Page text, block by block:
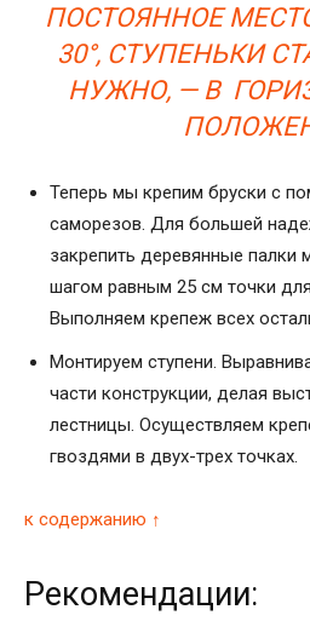
ПОСТОЯННОЕ
30°, СТУПЕНЬКИ
НУЖНО, — В
Теперь мы крепим бруски с
саморезов. Для большей
закрепить деревянные палки
шагом равным 25 см точки
Выполняем крепеж всех
Монтируем ступени.
части конструкции, делая
лестницы. Осуществляем
гвоздями в двух-трех точках.
к содержанию ↑
Рекомендации: